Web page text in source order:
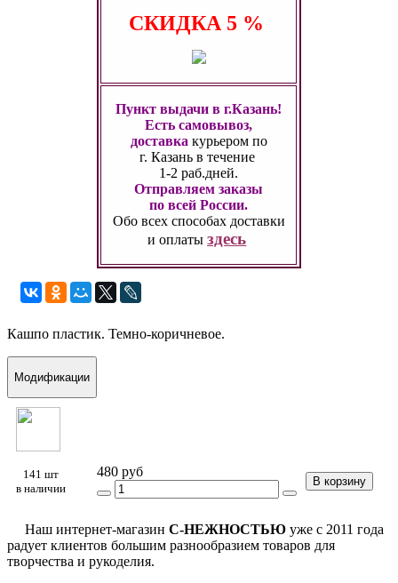
СКИДКА 5 %
Пункт выдачи в г.Казань!
Есть самовывоз,
доставка курьером по
г. Казань в течение
1-2 раб.дней.
Отправляем заказы
по всей России.
Обо всех способах доставки
и оплатыздесь
Кашпо пластик. Темно-коричневое.
Модификации
141 шт
в наличии
480 руб
В корзину
Наш интернет-магазин С-НЕЖНОСТЬЮ уже с 2011 года
радует клиентов большим разнообразием товаров для
творчества и рукоделия.